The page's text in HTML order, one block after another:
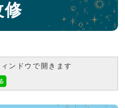
修
ンドウで開きます